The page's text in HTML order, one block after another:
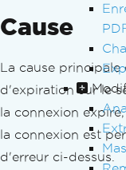
Cause
La cause
d'expiration sur le
la connexion
la connexion est
d'erreur ci-dessus.